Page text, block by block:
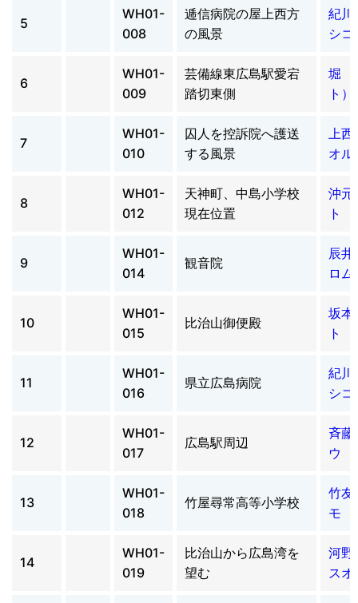
5
WH01-
008
逓信病院の屋上西方
の風景
紀
シコ
6
WH01-
009
芸備線東広島駅愛宕
踏切東側
堀
ト）
7
WH01-
010
囚人を控訴院へ護送
する風景
上
オル
8
WH01-
012
天神町、中島小学校
現在位置
沖
ト
9
WH01-
014
観音院
辰
ロム
10
WH01-
015
比治山御便殿
坂
ト
11
WH01-
016
県立広島病院
紀
シコ
12
WH01-
017
広島駅周辺
斉
ウ
13
WH01-
018
竹屋尋常高等小学校
竹
モ
14
WH01-
019
比治山から広島湾を
望む
河
スオ